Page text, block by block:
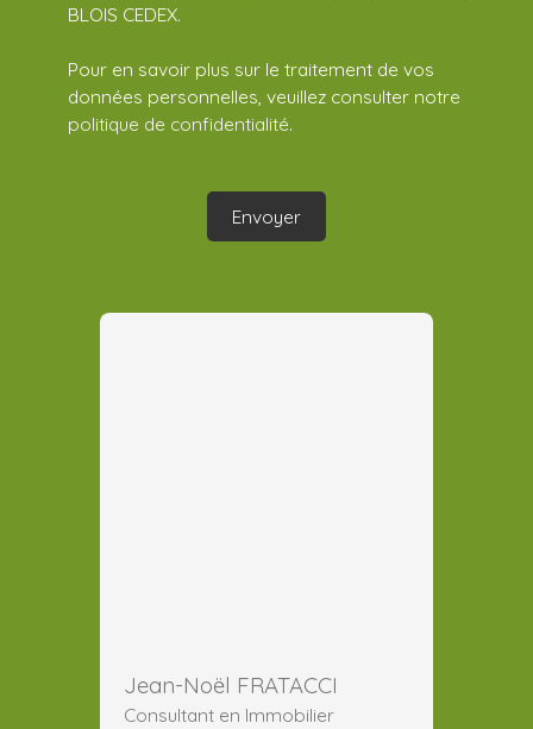
BLOIS CEDEX.
Pour en savoir plus sur le traitement de vos
données personnelles, veuillez consulter notre
politique de confidentialité.
Envoyer
Jean-Noël FRATACCI
Consultant en Immobilier